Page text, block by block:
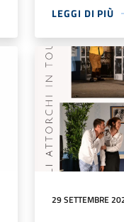
LEGGI DI PIÙ
29 SETTEMBRE